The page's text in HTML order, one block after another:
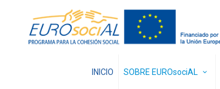
INICIO SOBRE EUROsociAL